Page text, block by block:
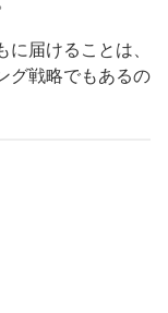
に届けることは、
グ戦略でもあるの